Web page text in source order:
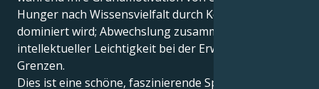
Hunger nach Wissensvielfalt durch Kommunikation
dominiert wird; Abwechslung zusammen mit
intellektueller Leichtigkeit bei der Erweiterung von
Grenzen.
Dies ist eine schöne, faszinierende Spannung. Ihre